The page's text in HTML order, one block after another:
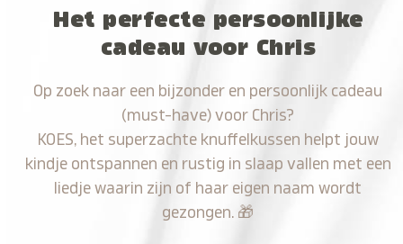
Het perfecte persoonlijke
cadeau voor Chris
Op zoek naar een bijzonder en persoonlijk cadeau
(must-have) voor Chris?
KOES, het superzachte knuffelkussen helpt jouw
kindje ontspannen en rustig in slaap vallen met een
liedje waarin zijn of haar eigen naam wordt
gezongen. 🎁